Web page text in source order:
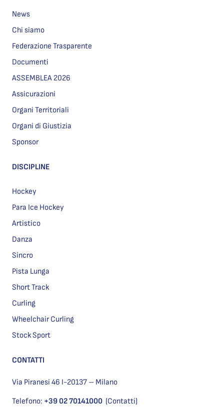
News
Chi siamo
Federazione Trasparente
Documenti
ASSEMBLEA 2026
Assicurazioni
Organi Territoriali
Organi di Giustizia
Sponsor
DISCIPLINE
Hockey
Para Ice Hockey
Artistico
Danza
Sincro
Pista Lunga
Short Track
Curling
Wheelchair Curling
Stock Sport
CONTATTI
Via Piranesi 46 I-20137 – Milano
Telefono: +39 02 70141000 (Contatti)